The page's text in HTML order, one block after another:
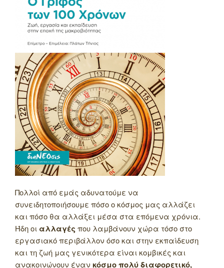
Πολλοί από εμάς αδυνατούμε να
συνειδητοποιήσουμε πόσο ο κόσμος μας αλλάζει
και πόσο θα αλλάξει μέσα στα επόμενα χρόνια.
Ήδη οι αλλαγές που λαμβάνουν χώρα τόσο στο
εργασιακό περιβάλλον όσο και στην εκπαίδευση
και τη ζωή μας γενικότερα είναι κομβικές και
ανακοινώνουν έναν κόσμο πολύ διαφορετικό,